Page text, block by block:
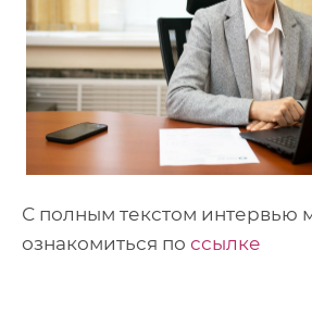
С полным текстом интервью
ознакомиться по ссылке